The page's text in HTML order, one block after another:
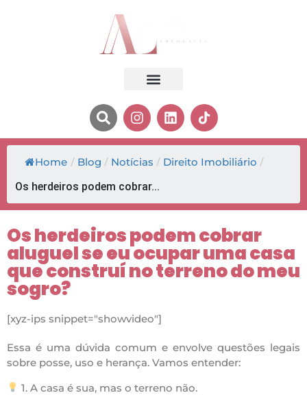
Home / Blog / Notícias / Direito Imobiliário /
Os herdeiros podem cobrar...
Os herdeiros podem cobrar
aluguel se eu ocupar uma casa
que construí no terreno do meu
sogro?
[xyz-ips snippet="showvideo"]
Essa é uma dúvida comum e envolve questões legais
sobre posse, uso e herança. Vamos entender:
1. A casa é sua, mas o terreno não.